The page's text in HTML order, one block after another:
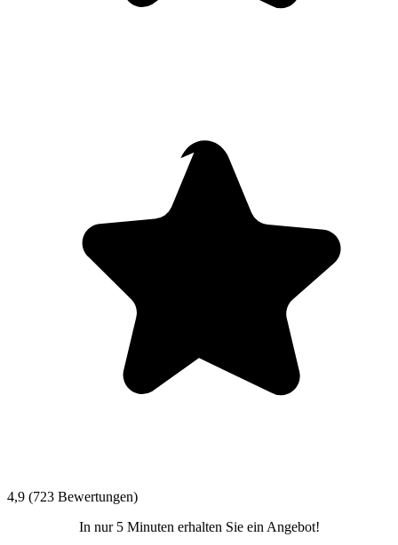
4,9 (723 Bewertungen)
In nur 5 Minuten erhalten Sie ein Angebot!